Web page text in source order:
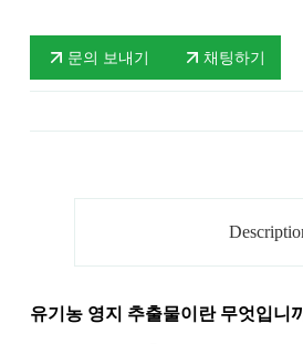
문의 보내기 채팅하기
유기농 영지 추출물이란 무엇입니